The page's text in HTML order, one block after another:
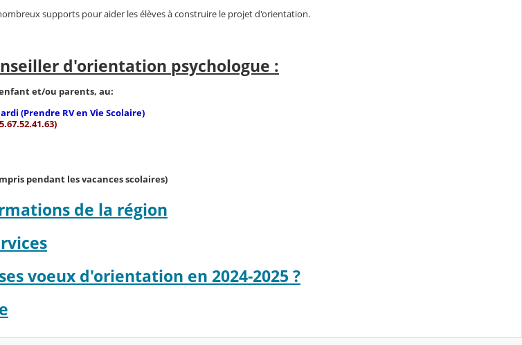
supports pour aider les élèves à construire le projet d'orientation.
d'orientation psychologue :
et/ou parents, au:
(Prendre RV en Vie Scolaire)
pendant les vacances scolaires)
de la région
voeux d'orientation en 2024-2025 ?